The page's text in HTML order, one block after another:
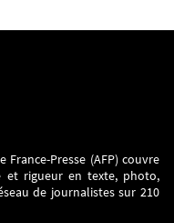
France-Presse (AFP) couvre
et rigueur en texte, photo,
de journalistes sur 210